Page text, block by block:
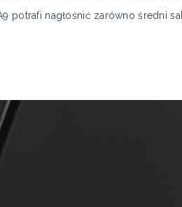
potrafi nagłośnić zarówno średni